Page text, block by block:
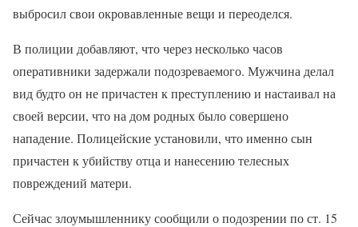
выбросил свои окровавленные вещи и переоделся.
В полиции добавляют, что через несколько часов
оперативники задержали подозреваемого. Мужчина делал
вид будто он не причастен к преступлению и настаивал на
своей версии, что на дом родных было совершено
нападение. Полицейские установили, что именно сын
причастен к убийству отца и нанесению телесных
повреждений матери.
Сейчас злоумышленнику сообщили о подозрении по ст. 15